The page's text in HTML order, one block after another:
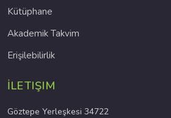
Kütüphane
Akademik Takvim
Erişilebilirlik
İLETIŞIM
Göztepe Yerleşkesi 34722